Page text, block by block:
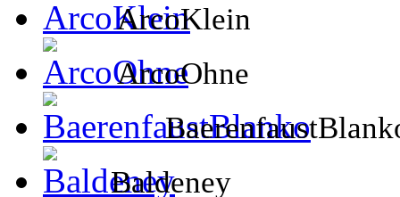
ArcoKlein
ArcoOhne
Baldeney